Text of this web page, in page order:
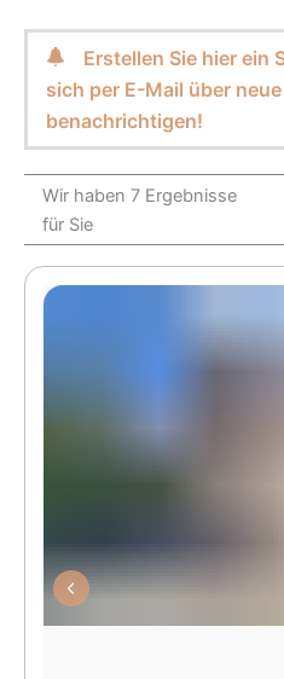
Erstellen Sie hier ein
sich per E-Mail über
benachrichtigen!
Wir haben 7 Ergebnisse
für Sie